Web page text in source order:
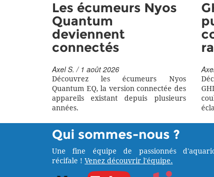
Les écumeurs Nyos
Quantum
deviennent
connectés
Axel S. / 1 août 2026
Découvrez les écumeurs Nyos
Quantum EQ, la version connectée des
appareils existant depuis plusieurs
années.
Qui sommes-nous ?
Une fine équipe de passionnés
récifale ! Venez découvrir l'équipe.